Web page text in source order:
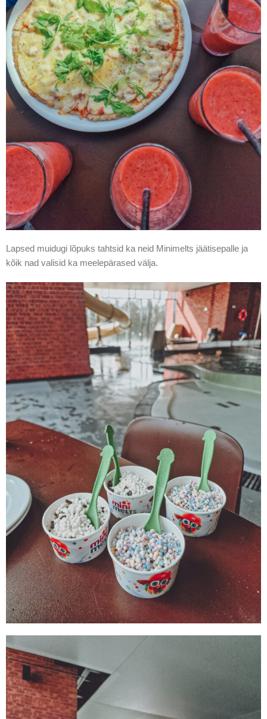
Lapsed muidugi lõpuks tahtsid ka neid Minimelts jäätisepalle ja
kõik nad valisid ka meelepärased välja.